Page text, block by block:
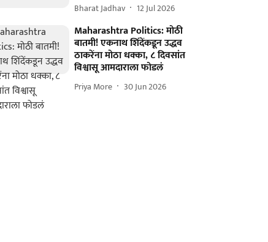
Bharat Jadhav 12 Jul 2026
Maharashtra Politics: मोठी
बातमी! एकनाथ शिंदेंकडून उद्धव
ठाकरेंना मोठा धक्का, ८ दिवसांत
विश्वासू आमदाराला फोडलं
Priya More 30 Jun 2026